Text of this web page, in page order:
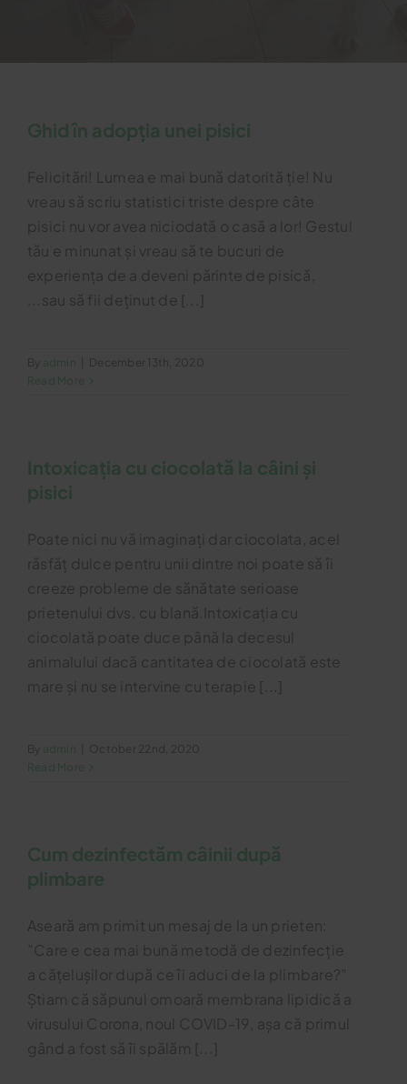
Ghid în adopția unei pisici
Felicitări! Lumea e mai bună datorită ție! Nu
vreau să scriu statistici triste despre câte
pisici nu vor avea niciodată o casă a lor! Gestul
tău e minunat și vreau să te bucuri de
experiența de a deveni părinte de pisică,
...sau să fii deținut de [...]
admin
December 13th, 2020
Read More
Intoxicația cu ciocolată la câini și
pisici
Poate nici nu vă imaginați dar ciocolata, acel
răsfăț dulce pentru unii dintre noi poate să îi
creeze probleme de sănătate serioase
prietenului dvs. cu blană.Intoxicația cu
ciocolată poate duce până la decesul
animalului dacă cantitatea de ciocolată este
mare și nu se intervine cu terapie [...]
admin
October 22nd, 2020
Read More
Cum dezinfectăm câinii după
plimbare
Aseară am primit un mesaj de la un prieten:
”Care e cea mai bună metodă de dezinfecție
a cățelușilor după ce îi aduci de la plimbare?”
Știam că săpunul omoară membrana lipidică a
virusului Corona, noul COVID-19, așa că primul
gând a fost să îi spălăm [...]